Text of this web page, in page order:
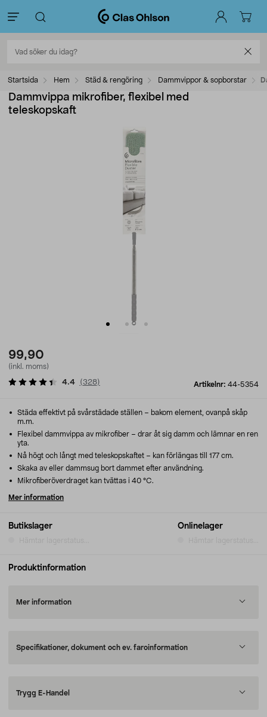
Startsida Hem Städ & rengöring Dammvippor & sopborstar
Dammvippa mikrofiber, flexibel med
teleskopskaft
99,90
(inkl. moms)
Artikelnr: 44-5354
4.4 (328)
Butikslager Onlinelager
Städa effektivt på svårstädade ställen – bakom element, ovanpå skåp
m.m.
Flexibel dammvippa av mikrofiber – drar åt sig damm och lämnar en ren
yta.
Nå högt och långt med teleskopskaftet – kan förlängas till 177 cm.
Skaka av eller dammsug bort dammet efter användning.
Mikrofiberöverdraget kan tvättas i 40 °C.
Mer information
Produktinformation
Mer information
Specifikationer, dokument och ev. faroinformation
Trygg E-Handel